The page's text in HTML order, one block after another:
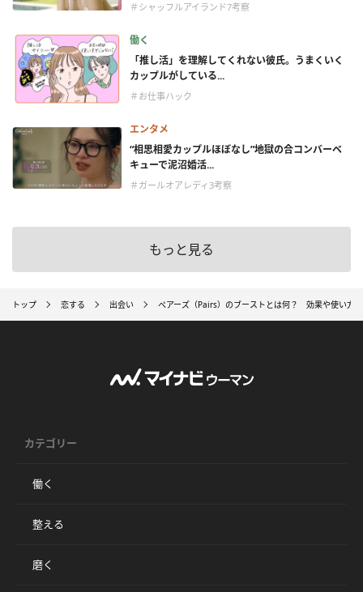
＃シャッフルアイランド7考察
働く
「推し活」を理解してくれない彼氏。うまくいく
カップルがしている...
＃お仕事ハック
エンタメ
“相思相愛カップルほぼなし”地獄の合コンバーベ
キューで泥沼婚活...
＃ガールオアレディ3考察
もっと見る
トップ 恋する 出会い ペアーズ（Pairs）のブーストとは何？ 効果や使い方
カテゴリー
働く
整える
磨く